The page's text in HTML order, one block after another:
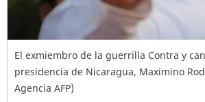
El exmiembro de la guerrilla Contra y
presidencia de Nicaragua, Maximino
Agencia AFP)